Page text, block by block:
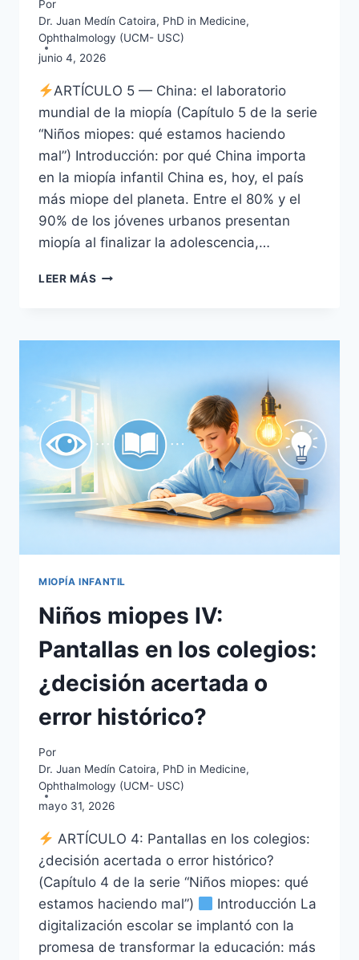
Por
Dr. Juan Medín Catoira, PhD in Medicine,
Ophthalmology (UCM- USC)
junio 4, 2026
ARTÍCULO 5 — China: el laboratorio
mundial de la miopía (Capítulo 5 de la serie
“Niños miopes: qué estamos haciendo
mal”) Introducción: por qué China importa
en la miopía infantil China es, hoy, el país
más miope del planeta. Entre el 80% y el
90% de los jóvenes urbanos presentan
miopía al finalizar la adolescencia,…
LEER MÁS NIÑOS
EL
DE
MIOPÍA.
MIOPÍA INFANTIL
Niños miopes IV:
Pantallas en los colegios:
¿decisión acertada o
error histórico?
Por
Dr. Juan Medín Catoira, PhD in Medicine,
Ophthalmology (UCM- USC)
mayo 31, 2026
ARTÍCULO 4: Pantallas en los colegios:
¿decisión acertada o error histórico?
(Capítulo 4 de la serie “Niños miopes: qué
estamos haciendo mal”)
Introducción La
digitalización escolar se implantó con la
promesa de transformar la educación: más